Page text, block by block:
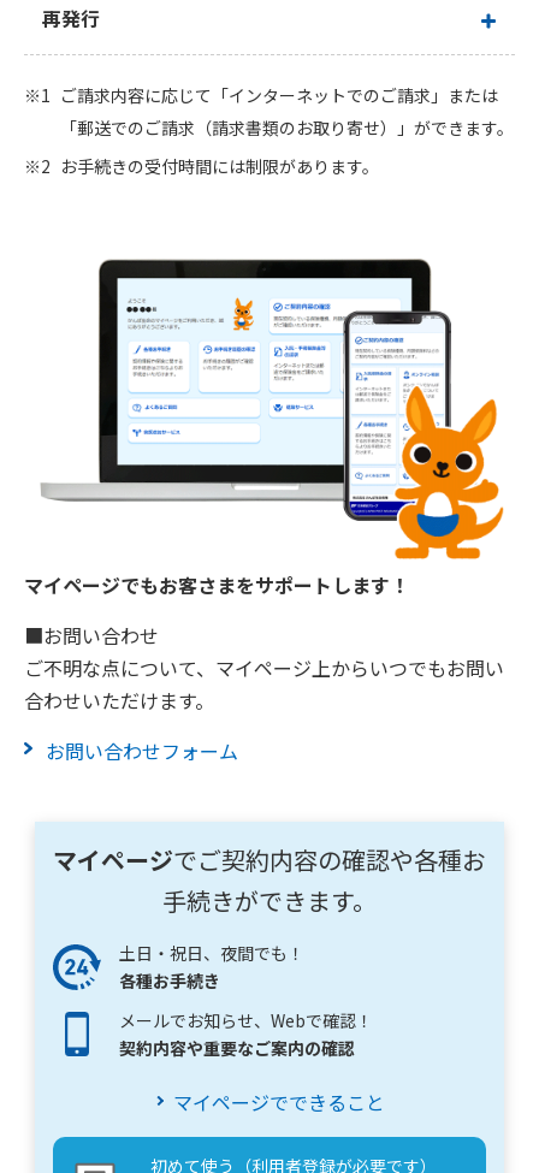
再発行
ご請求内容に応じて「インターネットでのご請求」または
「郵送でのご請求（請求書類のお取り寄せ）」ができます。
お手続きの受付時間には制限があります。
マイページでもお客さまをサポートします！
■お問い合わせ
ご不明な点について、マイページ上からいつでもお問い
合わせいただけます。
お問い合わせフォーム
マイページでご契約内容の確認や各種お
手続きができます。
土日・祝日、夜間でも！
各種お手続き
メールでお知らせ、Webで確認！
契約内容や重要なご案内の確認
マイページでできること
初めて使う（利用者登録が必要です）